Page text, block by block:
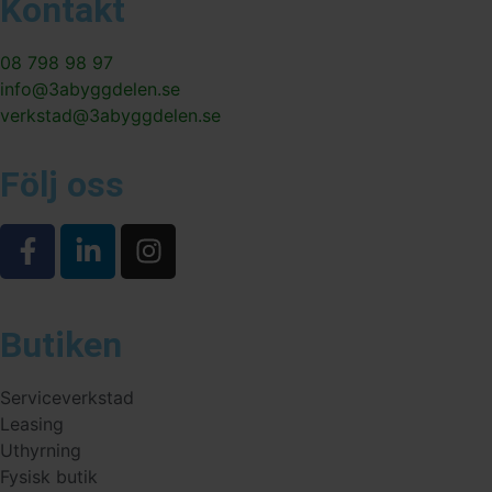
Kontakt
08 798 98 97
info@3abyggdelen.se
verkstad@3abyggdelen.se
Följ oss
Butiken
Serviceverkstad
Leasing
Uthyrning
Fysisk butik